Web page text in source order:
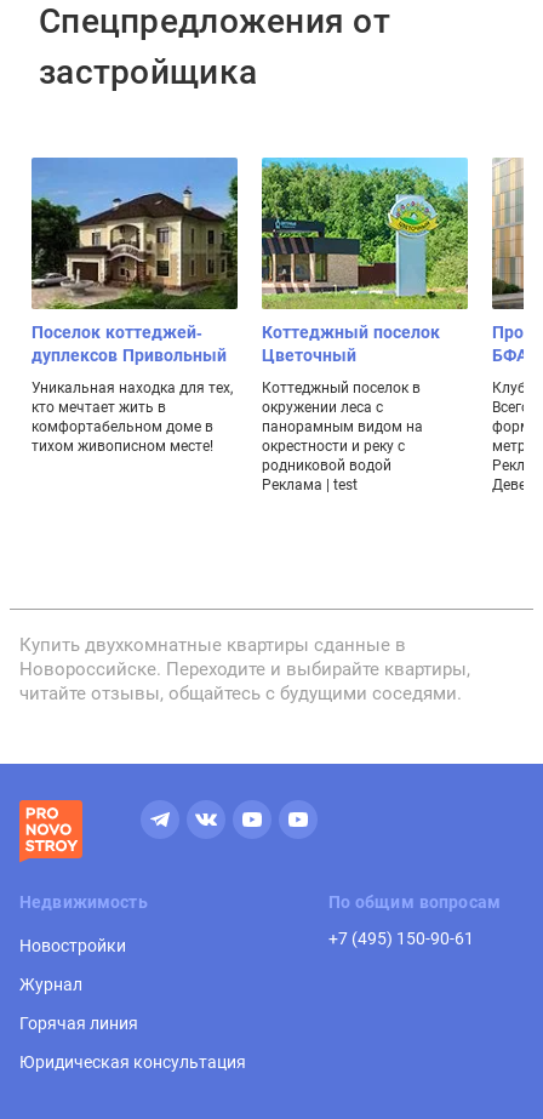
Спецпредложения от
застройщика
Поселок коттеджей-
дуплексов Привольный
Уникальная находка для тех,
кто мечтает жить в
комфортабельном доме в
тихом живописном месте!
Коттеджный поселок
Цветочный
Коттеджный поселок в
окружении леса с
панорамным видом на
окрестности и реку с
родниковой водой
Реклама | test
БФА-
Всего
Купить двухкомнатные квартиры сданные в
Новороссийске. Переходите и выбирайте квартиры,
читайте отзывы, общайтесь с будущими соседями.
Недвижимость
Новостройки
Журнал
Горячая линия
Юридическая консультация
По общим вопросам
+7 (495) 150-90-61